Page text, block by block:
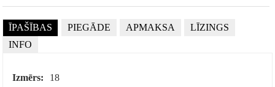
ĪPAŠĪBAS PIEGĀDE APMAKSA
LĪZINGS
INFO
Izmērs: 18